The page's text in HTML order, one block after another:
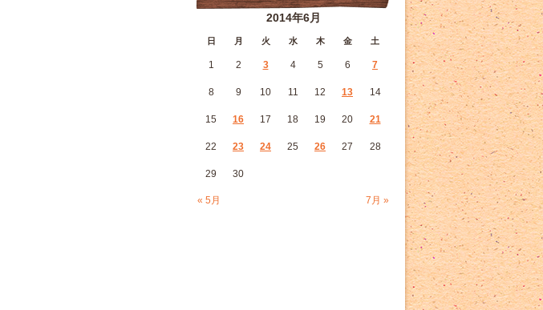
2014年6月
日 月 火 水 木 金 土
« 5月 7月 »
1 2 3 4 5 6 7
8 9 10 11 12 13 14
15 16 17 18 19 20 21
22 23 24 25 26 27 28
29 30